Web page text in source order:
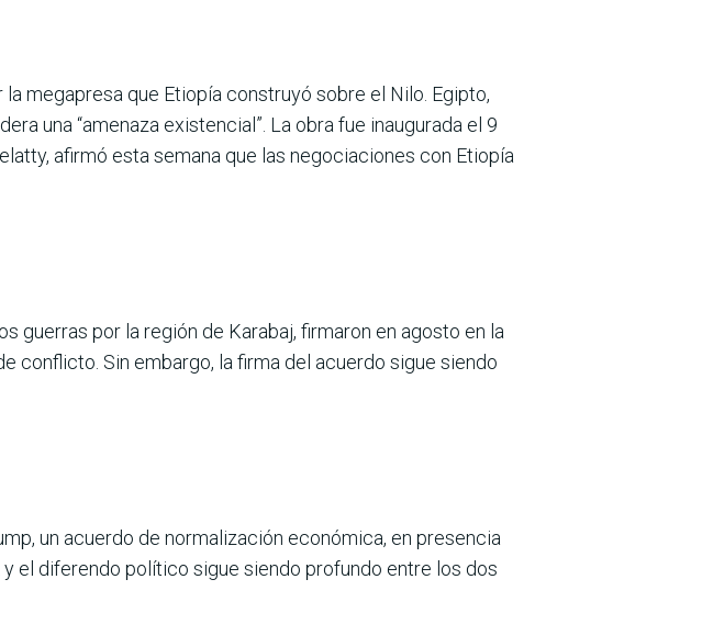
megapresa que Etiopía construyó sobre el Nilo. Egipto,
una “amenaza existencial”. La obra fue inaugurada el 9
afirmó esta semana que las negociaciones con Etiopía
guerras por la región de Karabaj, firmaron en agosto en la
conflicto. Sin embargo, la firma del acuerdo sigue siendo
un acuerdo de normalización económica, en presencia
el diferendo político sigue siendo profundo entre los dos